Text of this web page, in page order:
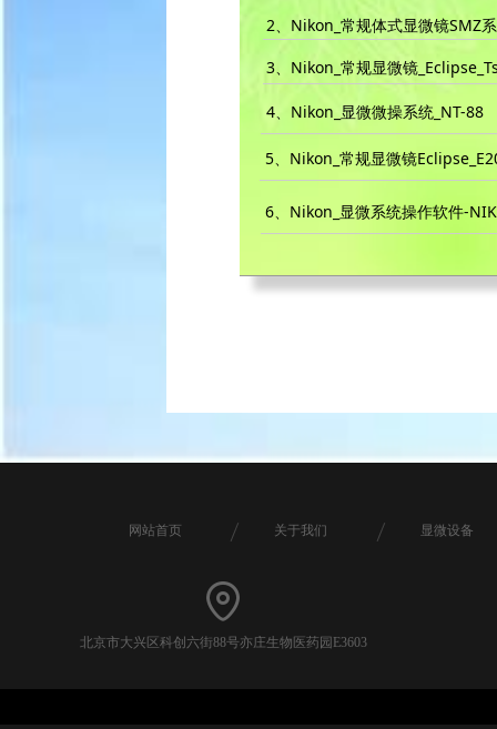
2、Nikon_常规体式显微镜SMZ
4、Nikon_显微微操系统_NT-88
3、Nikon_常规显微镜
5、Nikon_常规显微镜
6、Nikon_显微系统操作软件-
北京市大兴区科创六街88号亦庄生物医药园E3603
网站首页 关于我们 显微设备